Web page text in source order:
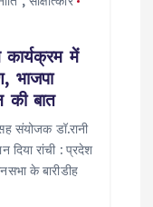
में
भाजपा
की बात
संयोजक डॉ.रानी
दिया रांची : प्रदेश
के बारीडीह